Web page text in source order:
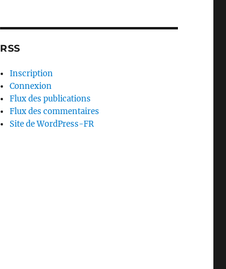
RSS
Inscription
Connexion
Flux des publications
Flux des commentaires
Site de WordPress-FR